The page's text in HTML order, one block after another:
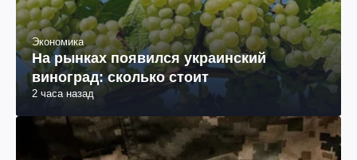
Экономика
На рынках появился украинский
виноград: сколько стоит
2 часа назад